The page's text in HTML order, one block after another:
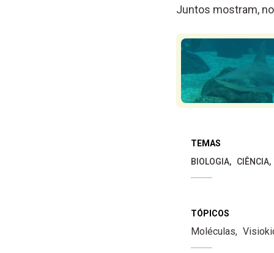
Juntos mostram,
TEMAS
BIOLOGIA
CIÊNCIA
TÓPICOS
Moléculas